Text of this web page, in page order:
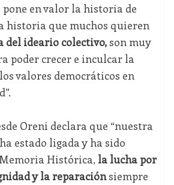
en valor la historia de
historia que muchos quieren
del ideario colectivo,son muy
poder crecer e inculcar la
valores democráticos en
Oreni declara que “nuestra
estado ligada y ha sido
Histórica, la lucha por
y la reparaciónsiempre